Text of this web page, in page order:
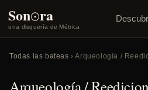
Son o
ra
una disquería de Métrica
Todas las bateas › Arqueología /